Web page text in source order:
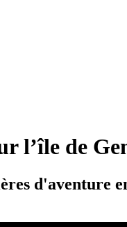
l’île de
d'aventure